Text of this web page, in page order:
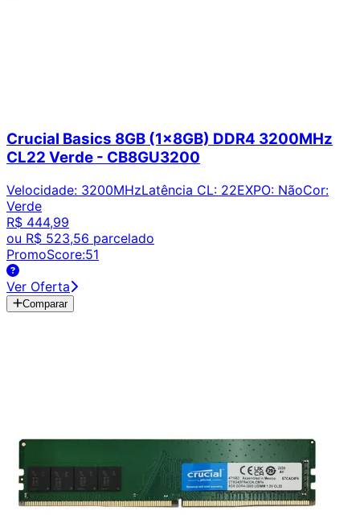
Crucial Basics 8GB (1x8GB) DDR4 3200MHz
CL22 Verde - CB8GU3200
Velocidade: 3200MHzLatência CL: 22EXPO: NãoCor:
Verde
R$ 444,99
ou R$ 523,56 parcelado
PromoScore:51
Ver Oferta
Comparar